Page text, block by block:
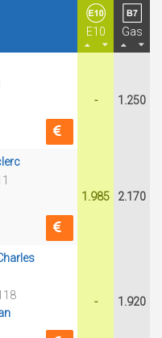
E10 Gas
- 1.250
1.985 2.170
- 1.920